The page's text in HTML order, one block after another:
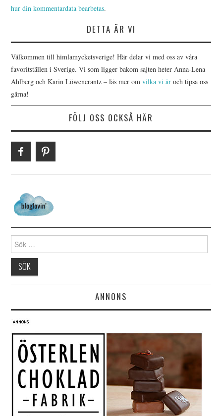
hur din kommentardata bearbetas.
DETTA ÄR VI
Välkommen till himlamycketsverige! Här delar vi med oss av våra
favoritställen i Sverige. Vi som ligger bakom sajten heter Anna-Lena
Ahlberg och Karin Löwencrantz – läs mer omvilka vi är och tipsa oss
gärna!
FÖLJ OSS OCKSÅ HÄR
Search for:
ANNONS